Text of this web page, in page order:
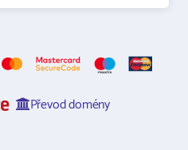
Převod domény